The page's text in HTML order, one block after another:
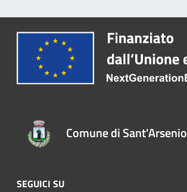
Comune di Sant'Arsenio
SEGUICI SU